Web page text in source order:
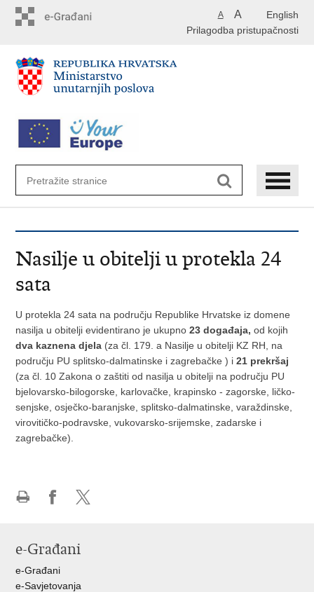
English
A A
Prilagodba pristupačnosti
Nasilje u obitelji u protekla 24
sata
U protekla 24 sata na području Republike Hrvatske iz domene
nasilja u obitelji evidentirano je ukupno 23 događaja, od kojih
dva kaznena djela (za čl. 179. a Nasilje u obitelji KZ RH, na
području PU splitsko-dalmatinske i zagrebačke ) i21 prekršaj
(za čl. 10 Zakona o zaštiti od nasilja u obitelji na području PU
bjelovarsko-bilogorske, karlovačke, krapinsko - zagorske, ličko-
senjske, osječko-baranjske, splitsko-dalmatinske, varaždinske,
virovitičko-podravske, vukovarsko-srijemske, zadarske i
zagrebačke).
Facebooku
X-
e-Građani
e-Građani
e-Savjetovanja